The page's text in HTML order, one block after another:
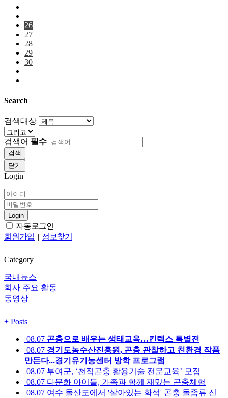
26
27
28
29
30
Search
검색대상
검색어 필수
검색
닫기
Login
Login
자동로그인
회원가입 | 정보찾기
Category
국내뉴스
회사 주요 활동
동영상
+ Posts
08.07 곤충으로 배우는 생태교육…킨텍스 특별전
08.07 경기도농수산진흥원, 곤충 관찰하고 친환경 작품
만든다...경기유기농센터 방학 프로그램
08.07 부여군, ‘천적곤충 활용기술 전문교육’ 모집
08.07 다문화 아이들, 가족과 함께 재밌는 곤충체험
08.07 여수 돌산도에서 '살아있는 화석' 곤충 돌좀류 신